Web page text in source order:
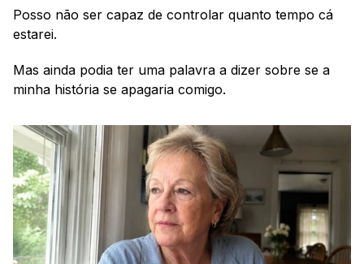
Posso não ser capaz de controlar quanto tempo cá
estarei.
Mas ainda podia ter uma palavra a dizer sobre se a
minha história se apagaria comigo.